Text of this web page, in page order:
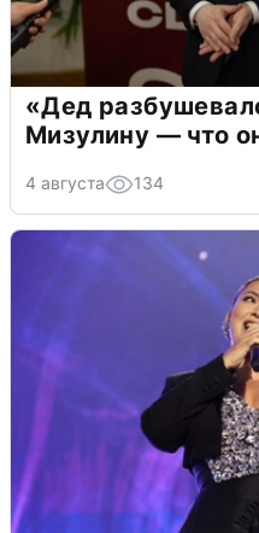
«Дед
Мизулину — что
4 августа 134